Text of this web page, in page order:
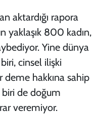
aktardığı rapora
yaklaşık 800 kadın,
Yine dünya
cinsel ilişki
deme hakkına sahip
biri de doğum
veremiyor.